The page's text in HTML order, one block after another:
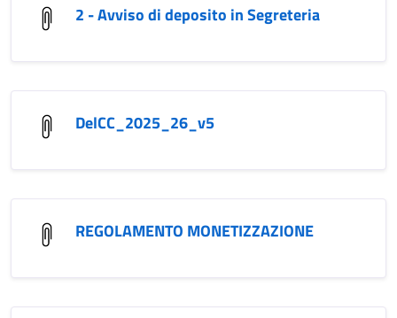
2 - Avviso di deposito in Segreteria
DelCC_2025_26_v5
REGOLAMENTO MONETIZZAZIONE